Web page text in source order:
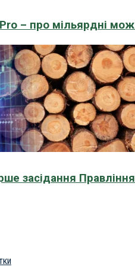
– про мільярдні
засідання